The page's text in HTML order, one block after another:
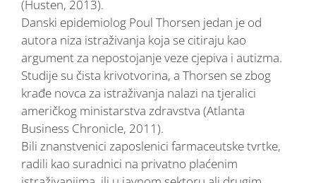
(Husten, 2013).
Danski epidemiolog Poul Thorsen jedan je od
autora niza istraživanja koja se citiraju kao
argument za nepostojanje veze cjepiva i autizma.
Studije su čista krivotvorina, a Thorsen se zbog
krađe novca za istraživanja nalazi na tjeralici
američkog ministarstva zdravstva (Atlanta
Business Chronicle, 2011).
Bili znanstvenici zaposlenici farmaceutske tvrtke,
radili kao suradnici na privatno plaćenim